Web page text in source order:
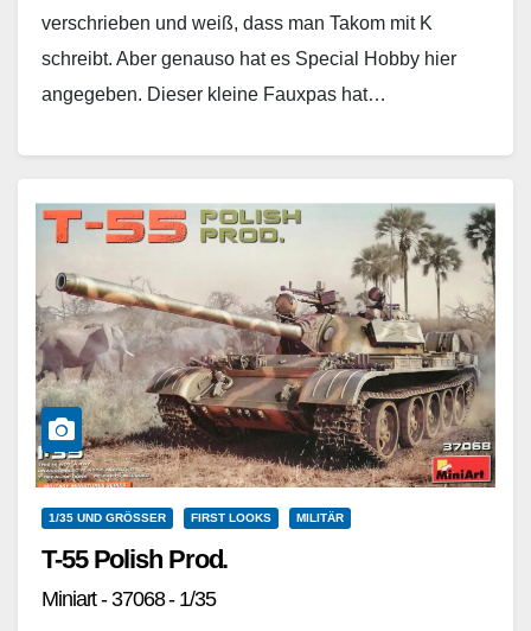
verschrieben und weiß, dass man Takom mit K
schreibt. Aber genauso hat es Special Hobby hier
angegeben. Dieser kleine Fauxpas hat…
1/35 UND GRÖSSER FIRST LOOKS MILITÄR
T-55 Polish Prod.
Miniart - 37068 - 1/35